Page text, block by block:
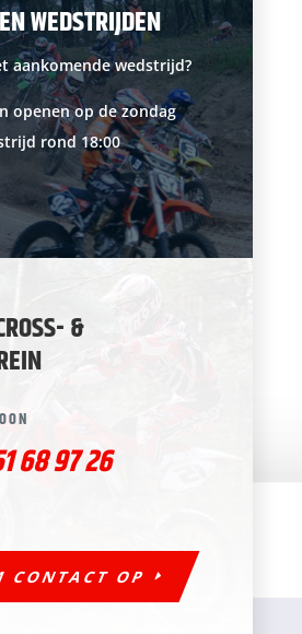
WEDSTRIJDEN
aankomende wedstrijd?
openen op de zondag
rond 18:00
&
68 97 26
CONTACT OP